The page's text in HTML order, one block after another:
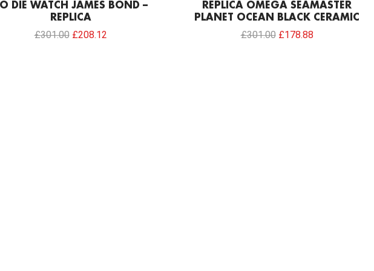
DIE WATCH JAMES BOND –
REPLICA
£301.00 £208.12
REPLICA OMEGA SEAMASTER
PLANET OCEAN BLACK CERAMIC
£301.00 £178.88